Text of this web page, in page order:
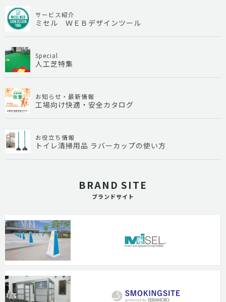
サービス紹介
ミセル ＷＥＢデザインツール
Special
人工芝特集
お知らせ・最新情報
工場向け快適・安全カタログ
お役立ち情報
トイレ清掃用品 ラバーカップの使い方
BRAND SITE
ブランドサイト